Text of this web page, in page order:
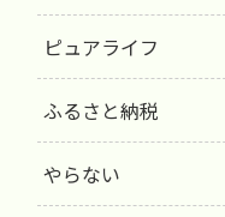
ピュアライフ
ふるさと納税
やらない